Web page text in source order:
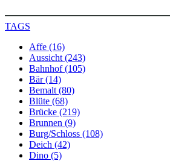
TAGS
Affe (16)
Aussicht (243)
Bahnhof (105)
Bär (14)
Bemalt (80)
Blüte (68)
Brücke (219)
Brunnen (9)
Burg/Schloss (108)
Deich (42)
Dino (5)